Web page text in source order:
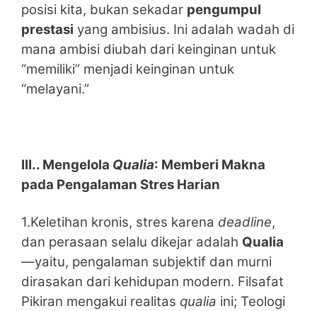
posisi kita, bukan sekadar pengumpul
prestasi yang ambisius. Ini adalah wadah di
mana ambisi diubah dari keinginan untuk
“memiliki” menjadi keinginan untuk
“melayani.”
III.. Mengelola Qualia: Memberi Makna
pada Pengalaman Stres Harian
1.Keletihan kronis, stres karena deadline,
dan perasaan selalu dikejar adalah Qualia
—yaitu, pengalaman subjektif dan murni
dirasakan dari kehidupan modern. Filsafat
Pikiran mengakui realitas qualia ini; Teologi